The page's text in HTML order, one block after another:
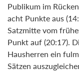
Publikum im
acht Punkte aus
Satzmitte vom
Punkt auf (20:17).
Hausherren ein
Sätzen